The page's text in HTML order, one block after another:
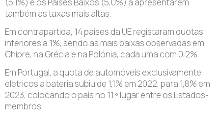
também as taxas mais altas.
Em contrapartida, 14 países da UE registaram quotas
inferiores a 1%, sendo as mais baixas observadas em
Chipre, na Grécia e na Polónia, cada uma com 0,2%.
Em Portugal, a quota de automóveis exclusivamente
elétricos a bateria subiu de 1,1% em 2022, para 1,8% em
2023, colocando o país no 11.º lugar entre os Estados-
membros.